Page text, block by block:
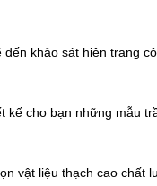
khảo sát hiện trạng
kế cho bạn những mẫu
vật liệu thạch cao chất